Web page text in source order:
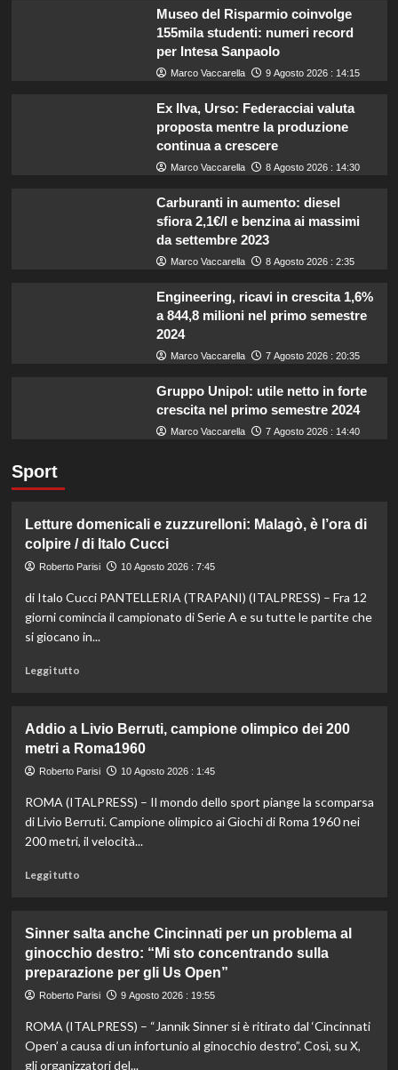
Museo del Risparmio coinvolge
155mila studenti: numeri record
per Intesa Sanpaolo
Marco Vaccarella 9 Agosto 2026 : 14:15
Ex Ilva, Urso: Federacciai valuta
proposta mentre la produzione
continua a crescere
Marco Vaccarella 8 Agosto 2026 : 14:30
Carburanti in aumento: diesel
sfiora 2,1€/l e benzina ai massimi
da settembre 2023
Marco Vaccarella 8 Agosto 2026 : 2:35
Engineering, ricavi in crescita 1,6%
a 844,8 milioni nel primo semestre
2024
Marco Vaccarella 7 Agosto 2026 : 20:35
Gruppo Unipol: utile netto in forte
crescita nel primo semestre 2024
Marco Vaccarella 7 Agosto 2026 : 14:40
Sport
Letture domenicali e zuzzurelloni: Malagò, è l’ora di
colpire / di Italo Cucci
Roberto Parisi 10 Agosto 2026 : 7:45
di Italo Cucci PANTELLERIA (TRAPANI) (ITALPRESS) – Fra 12
giorni comincia il campionato di Serie A e su tutte le partite che
si giocano in...
Leggi tuttoLeggi
Letture
domenicali
e
Malagò,
è
l’ora
Cucci
Addio a Livio Berruti, campione olimpico dei 200
metri a Roma1960
Roberto Parisi 10 Agosto 2026 : 1:45
ROMA (ITALPRESS) – Il mondo dello sport piange la scomparsa
di Livio Berruti. Campione olimpico ai Giochi di Roma 1960 nei
200 metri, il velocità...
Leggi tuttoLeggi
Addio
a
Livio
Berruti,
olimpico
dei
Sinner salta anche Cincinnati per un problema al
ginocchio destro: “Mi sto concentrando sulla
preparazione per gli Us Open”
Roberto Parisi 9 Agosto 2026 : 19:55
ROMA (ITALPRESS) – “Jannik Sinner si è ritirato dal ‘Cincinnati
Open’ a causa di un infortunio al ginocchio destro”. Così, su X,
gli organizzatori del...